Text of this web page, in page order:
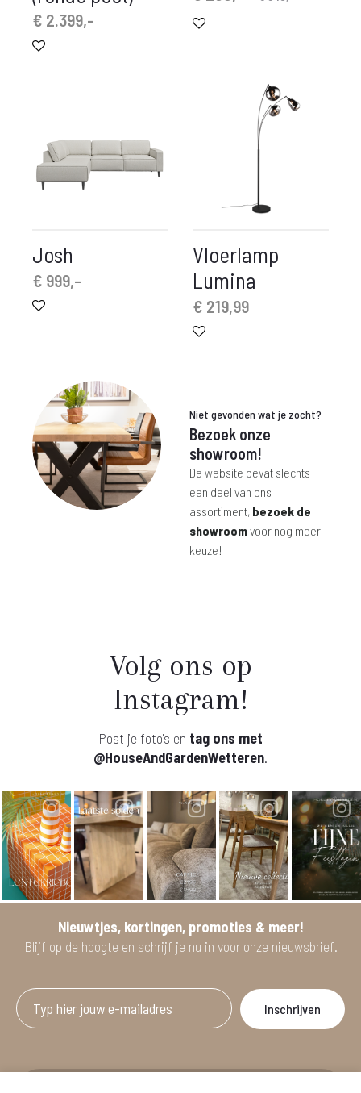
€ 2.399,-
prijs
Josh
€ 999,-
Vloerlamp
Lumina
€ 219,99
Niet gevonden wat je zocht?
Bezoek onze
showroom!
De website bevat slechts
een deel van ons
assortiment, bezoek de
showroomvoor nog meer
keuze!
Volg ons op
Instagram!
Post je foto's en tag ons met
@HouseAndGardenWetteren.
Nieuwtjes, kortingen, promoties & meer!
Blijf op de hoogte en schrijf je nu in voor onze nieuwsbrief.